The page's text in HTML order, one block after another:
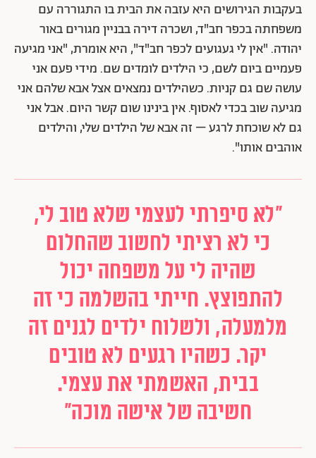
בעקבות הגירושים היא עזבה את הבית בו התגוררה עם
משפחתה בכפר חב"ד, ושכרה דירה בבניין מגורים באור
יהודה. "אין לי געגועים לכפר חב"ד", היא אומרת, "אני מגיעה
פעמיים ביום לשם, כי הילדים לומדים שם. מידי פעם אני
עושה שם גם קניות. כשהילדים נמצאים אצל אבא שלהם אני
מגיעה שוב בכדי לאסוף. אין בינינו שום קשר היום. אבל אני
גם לא שוכחת לרגע – זה אבא של הילדים שלי, והילדים
אוהבים אותו".
"לא סיפרתי לעצמי שלא טוב לי,
כי לא רציתי לחשוב שהחלום
שהיה לי על משפחה יכול
להתפוצץ. חייתי בהשלמה כי זה
מלמעלה, ולשלוח ילדים לגנים זה
יקר. כשהיו רגעים לא טובים
בבית, האשמתי את עצמי.
חשיבה של אישה מוכה"